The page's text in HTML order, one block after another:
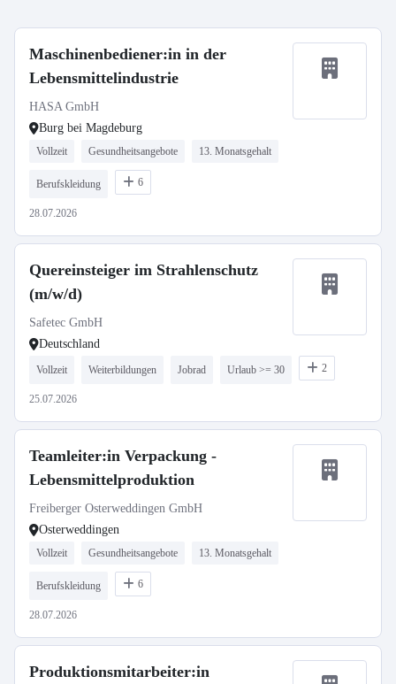
Maschinenbediener:in in der
Lebensmittelindustrie
HASA GmbH
Burg bei Magdeburg
Vollzeit Gesundheitsangebote 13. Monatsgehalt
Berufskleidung 6
28.07.2026
Quereinsteiger im Strahlenschutz
(m/w/d)
Safetec GmbH
Deutschland
Vollzeit Weiterbildungen Jobrad Urlaub >= 30 2
25.07.2026
Teamleiter:in Verpackung -
Lebensmittelproduktion
Freiberger Osterweddingen GmbH
Osterweddingen
Vollzeit Gesundheitsangebote 13. Monatsgehalt
Berufskleidung 6
28.07.2026
Produktionsmitarbeiter:in